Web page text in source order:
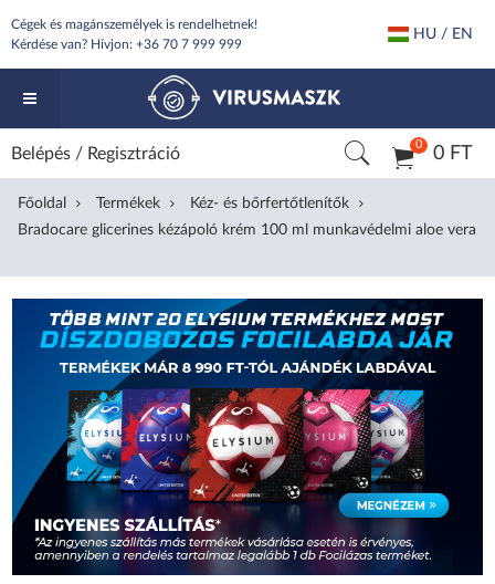
Cégek és magánszemélyek is rendelhetnek!
Kérdése van? Hívjon: +36 70 7 999 999
HU / EN
0 0 FT
Belépés / Regisztráció
Főoldal Termékek
Kéz- és bőrfertőtlenítők
Bradocare glicerines kézápoló krém 100 ml munkavédelmi aloe vera